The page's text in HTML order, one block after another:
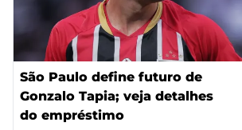
São Paulo define futuro de
Gonzalo Tapia; veja detalhes
do empréstimo